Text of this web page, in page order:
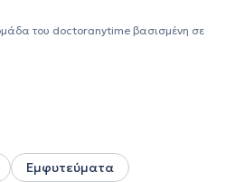
παρακολούθησε τεχνικές
μαλακών ιστών με τη
της εμφυτευματολογίας.
όσο και για την
έχει εξοπλιστεί με
του doctoranytime βασισμένη σε
Εμφυτεύματα